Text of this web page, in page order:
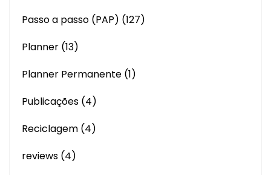
Passo a passo (PAP) (127)
Planner (13)
Planner Permanente (1)
Publicações (4)
Reciclagem (4)
reviews (4)